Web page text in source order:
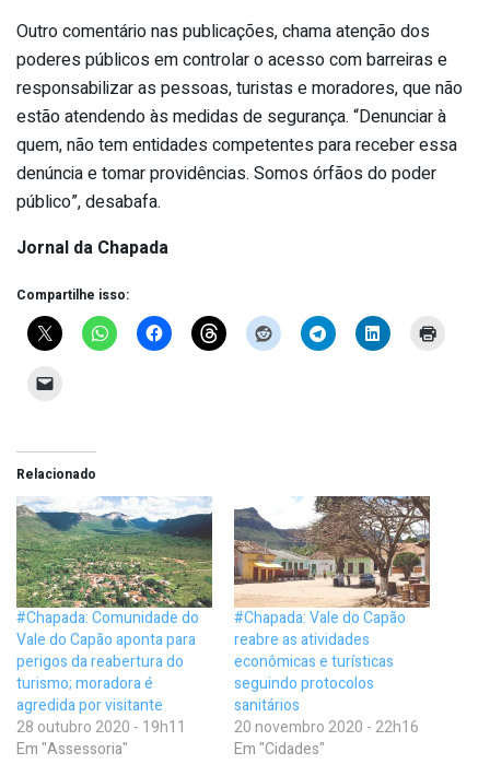
Outro comentário nas publicações, chama atenção dos
poderes públicos em controlar o acesso com barreiras e
responsabilizar as pessoas, turistas e moradores, que não
estão atendendo às medidas de segurança. “Denunciar à
quem, não tem entidades competentes para receber essa
denúncia e tomar providências. Somos órfãos do poder
público”, desabafa.
Jornal da Chapada
Compartilhe isso:
Relacionado
#Chapada: Comunidade do
Vale do Capão aponta para
perigos da reabertura do
turismo; moradora é
agredida por visitante
28 outubro 2020 - 19h11
Em "Assessoria"
#Chapada: Vale do Capão
reabre as atividades
econômicas e turísticas
seguindo protocolos
sanitários
20 novembro 2020 - 22h16
Em "Cidades"